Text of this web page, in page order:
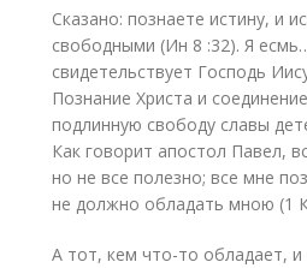
Сказано: познаете истину, и
свободными (Ин 8 :32). Я
свидетельствует Господь
Познание Христа и
подлинную свободу славы
Как говорит апостол Павел,
но не все полезно; все мне
не должно обладать мною (1
А тот, кем что-то обладает, и